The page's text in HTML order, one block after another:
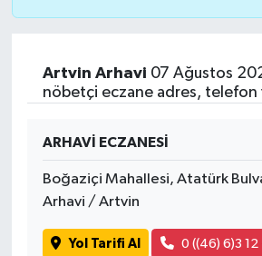
Artvin Arhavi 07 Ağustos
nöbetçi eczane adres, telefon
ARHAVİ ECZANESİ
Boğaziçi Mahallesi, Atatürk
Arhavi / Artvin
Yol Tarifi Al 0 ((46) 6)3 12